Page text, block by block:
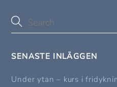
SENASTE INLÄGGEN
Under ytan – kurs i